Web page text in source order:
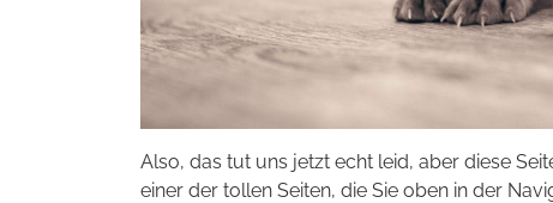
Also, das tut uns jetzt echt leid, aber diese
einer der tollen Seiten, die Sie oben in der